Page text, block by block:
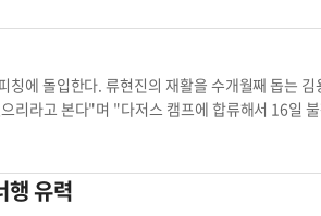
, 박병호를 데려가려면 그의 남은 3년 계약과 연
가능성이 높다. 2015시즌 종료 후 1285만 달러를 써내 단
, 라이언 하워드등 새로운
LG 트윈스 트레이닝 코치는 9
리라고 본다"며 "다저스 캠프에 합류해서 16일
해 서서히 어깨를 달구었다. 이미 일본 오키나와
들기며 건너는 심정으로 조심스럽게 단계를 밟
연속 14승을 거두며 다저
유력